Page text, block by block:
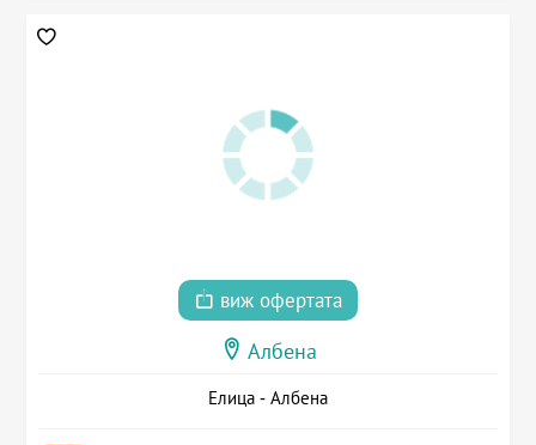
виж офертата
Албена
Елица - Албена